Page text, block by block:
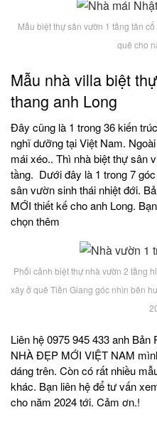
Mẫu biệt thự sân vườn 1 tầng tân
quê cho
Mẫu nhà villa biệt
thang anh Long
Đây cũng là 1 trong 36 kiến
nghĩ dưỡng tại Việt Nam.
mái xéo.. Thì nhà biệt thự sân
tầng. Dưới đây là 1 trong 7
sân vườn sinh thái nhiệt đới.
MỚI thiết kế cho anh Long.
chọn thêm
Phối cảnh biệt thự nhà vườn 2 tầng
xây ở quê Tiền Giang góc nhìn bên
Liên hệ 0975 945 433 anh
NHÀ ĐẸP MỚI VIỆT NAM
dáng trên. Còn có rất nhiều
khác. Bạn liên hệ để tư vấn
cho năm 2024 tới. Cảm ơn.!